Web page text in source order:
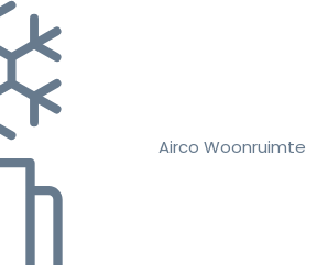
Airco Woonruimte